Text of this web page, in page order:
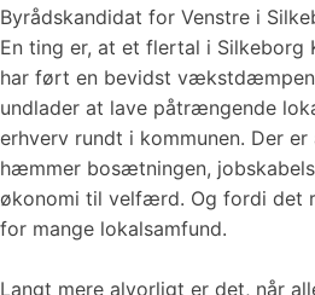
Byrådskandidat for Venstre i
En ting er, at et flertal i Silkeborg
har ført en bevidst
undlader at lave påtrængende
erhverv rundt i kommunen. Der
hæmmer bosætningen,
økonomi til velfærd. Og fordi det
for mange lokalsamfund.
Langt mere alvorligt er det, når